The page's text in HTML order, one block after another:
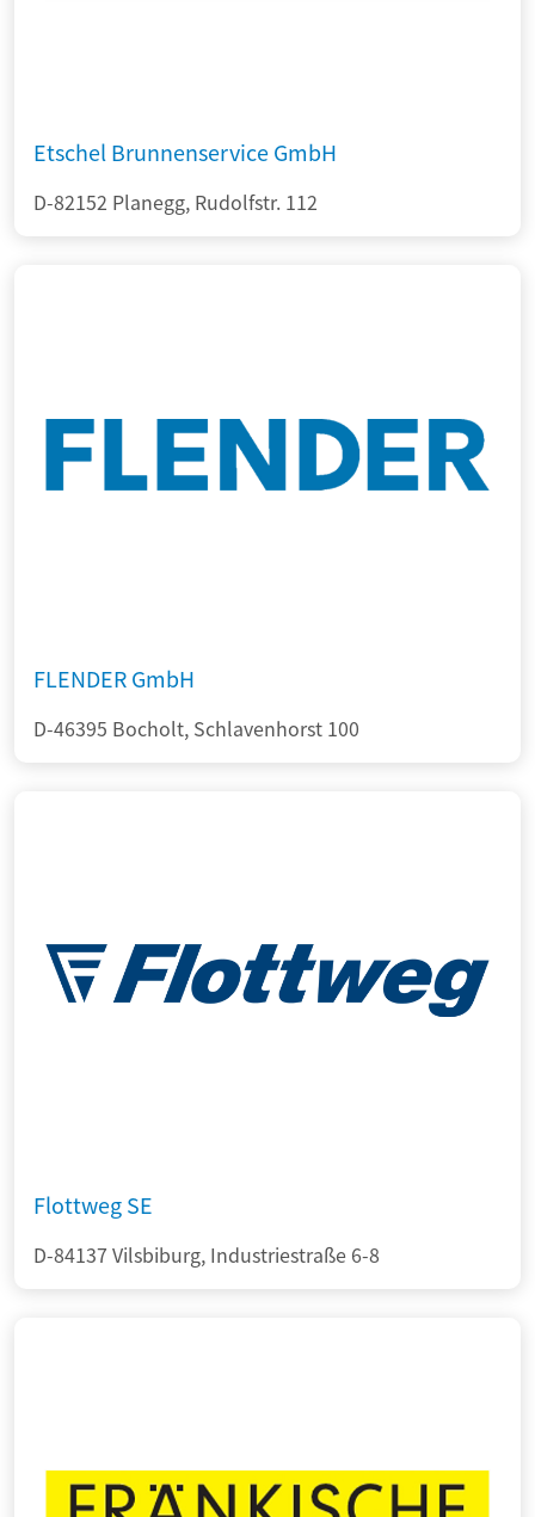
Etschel Brunnenservice GmbH
D-82152 Planegg, Rudolfstr. 112
FLENDER GmbH
D-46395 Bocholt, Schlavenhorst 100
Flottweg SE
D-84137 Vilsbiburg, Industriestraße 6-8